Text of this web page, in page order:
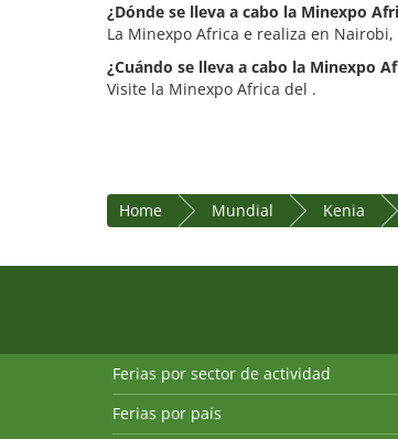
¿Dónde se lleva a cabo la Minexpo
La Minexpo Africa e realiza en
¿Cuándo se lleva a cabo la Minexpo
Visite la Minexpo Africa del .
Home Mundial Kenia
Ferias por sector de actividad
Ferias por país